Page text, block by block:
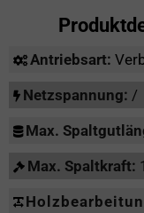
Antriebsart:
Netzspannung: /
Max.
Max. Spaltkraft: